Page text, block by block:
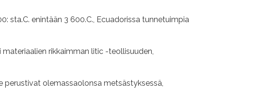
sta.C. enintään 3 600.C., Ecuadorissa tunnetuimpia
rikkaimman litic -teollisuuden,
perustivat olemassaolonsa metsästyksessä,